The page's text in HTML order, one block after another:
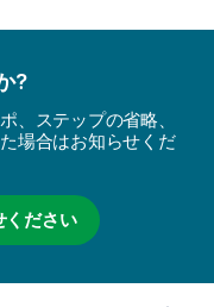
?
、ステップの省略、
場合はお知らせくだ
ください